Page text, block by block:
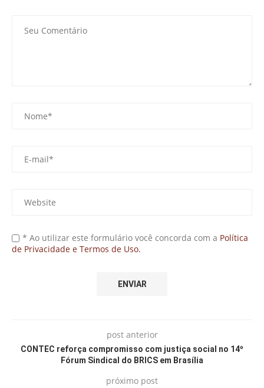
* Ao utilizar este formulário você concorda com a Política
de Privacidade e Termos de Uso.
post anterior
CONTEC reforça compromisso com justiça social no 14º
Fórum Sindical do BRICS em Brasília
próximo post